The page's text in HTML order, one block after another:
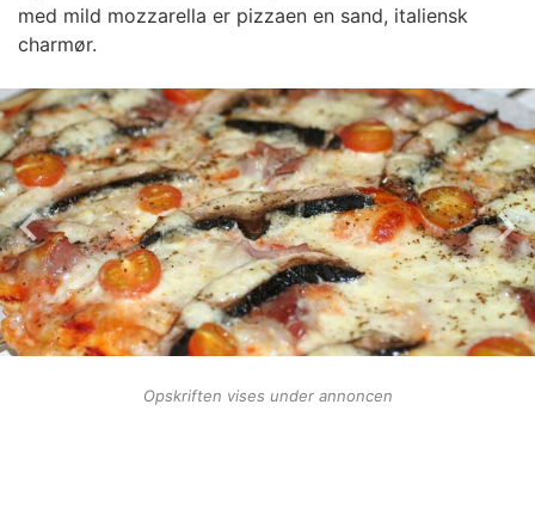
med mild mozzarella er pizzaen en sand, italiensk
charmør.
Opskriften vises under annoncen